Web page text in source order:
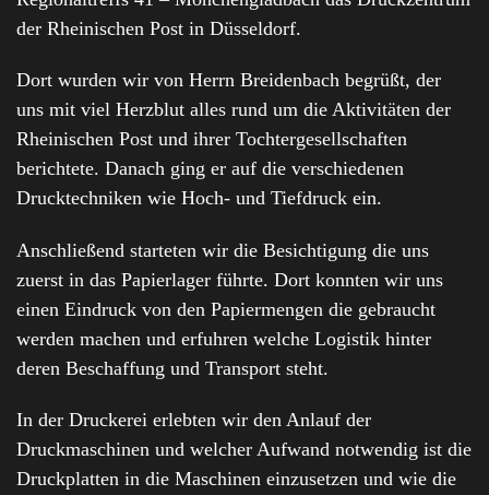
der Rheinischen Post in Düsseldorf.
Dort wurden wir von Herrn Breidenbach begrüßt, der
uns mit viel Herzblut alles rund um die Aktivitäten der
Rheinischen Post und ihrer Tochtergesellschaften
berichtete. Danach ging er auf die verschiedenen
Drucktechniken wie Hoch- und Tiefdruck ein.
Anschließend starteten wir die Besichtigung die uns
zuerst in das Papierlager führte. Dort konnten wir uns
einen Eindruck von den Papiermengen die gebraucht
werden machen und erfuhren welche Logistik hinter
deren Beschaffung und Transport steht.
In der Druckerei erlebten wir den Anlauf der
Druckmaschinen und welcher Aufwand notwendig ist die
Druckplatten in die Maschinen einzusetzen und wie die